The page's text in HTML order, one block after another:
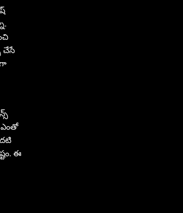
చేసే
ఎంతో
ఈ